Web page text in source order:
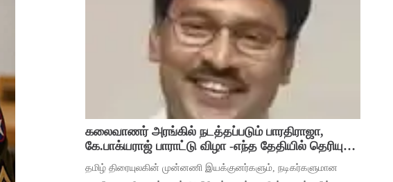
கலைவாணர் அரங்கில் நடத்தப்படும் பாரதிராஜா,
கே.பாக்யராஜ் பாராட்டு விழா -எந்த தேதியில் தெரியுமா
தமிழ் திரையுலகின் முன்னணி இயக்குனர்களும், நடிகர்களுமான